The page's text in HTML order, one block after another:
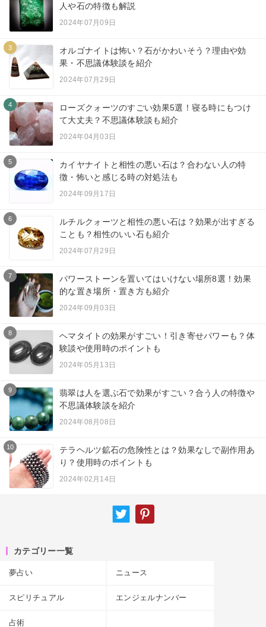
人や石の特徴も解説
2024年07月09日
3
オルゴナイトは怖い？石がかわいそう？理由や効
果・不思議体験談を紹介
2024年07月29日
4
ローズクォーツのすごい効果5選！寝る時にもつけ
て大丈夫？不思議体験談も紹介
2024年04月03日
5
カイヤナイトと相性の悪い石は？合わない人の特
徴・怖いと感じる時の対処法も
2024年09月17日
6
ルチルクォーツと相性の悪い石は？効果が出すぎる
ことも？相性のいい石も紹介
2024年07月29日
7
パワーストーンを置いてはいけない場所8選！効果
的な置き場所・置き方も紹介
2024年09月03日
8
ヘマタイトの効果がすごい！引き寄せパワーも？体
験談や使用時のポイントも
2024年05月13日
9
翡翠は人を選ぶ石で効果がすごい？合う人の特徴や
不思議体験談を紹介
2024年08月08日
10
テラヘルツ鉱石の危険性とは？効果なしで副作用あ
り？使用時のポイントも
2024年02月14日
カテゴリー一覧
夢占い ニュース
スピリチュアル エンジェルナンバー
占術